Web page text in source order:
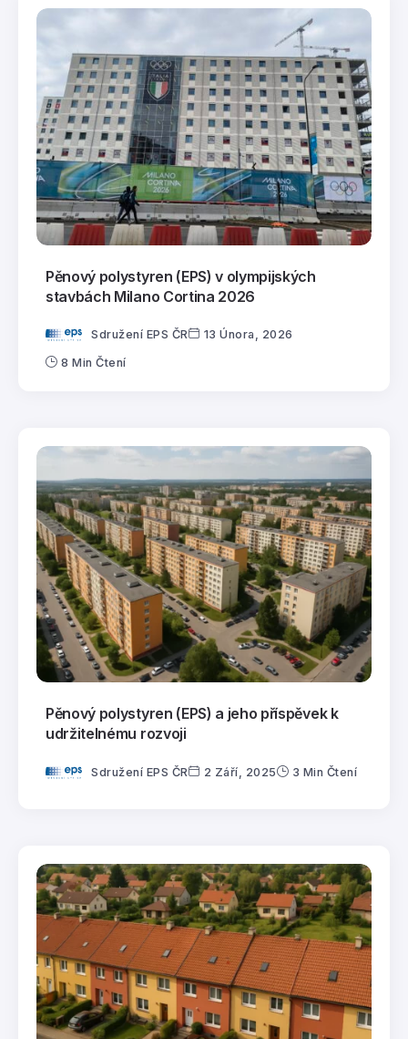
Pěnový polystyren (EPS) v olympijských
stavbách Milano Cortina 2026
Sdružení EPS ČR 13 Února, 2026
8 Min Čtení
Pěnový polystyren (EPS) a jeho příspěvek k
udržitelnému rozvoji
Sdružení EPS ČR 2 Září, 2025 3 Min Čtení